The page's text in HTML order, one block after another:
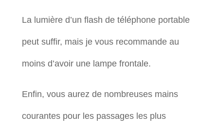
La lumière d’un flash de téléphone portable
peut suffir, mais je vous recommande au
moins d’avoir une lampe frontale.
Enfin, vous aurez de nombreuses mains
courantes pour les passages les plus